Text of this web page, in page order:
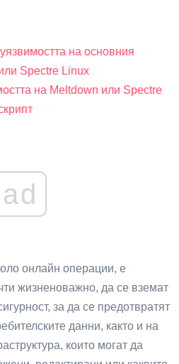
на основния
Spectre Linux
на Meltdown или Spectre
ad
онлайн операции, е
жизненоважно, да се вземат
за да се предотвратят
данни, както и на
които могат да